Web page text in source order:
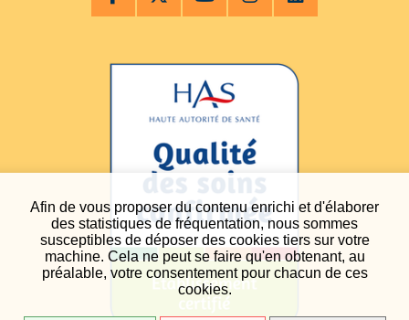
Afin de vous proposer du contenu enrichi et d'élaborer
des statistiques de fréquentation, nous sommes
susceptibles de déposer des cookies tiers sur votre
machine. Cela ne peut se faire qu'en obtenant, au
préalable, votre consentement pour chacun de ces
cookies.